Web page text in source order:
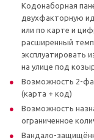
Кодонаборная
двухфакторную
или по карте и
расширенный
эксплуатировать
на улице под
Возможность 2-
(карта + код)
Возможность
ограниченное
Вандало-